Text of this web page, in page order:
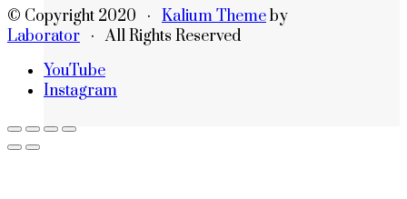
© Copyright 2020 · Kalium Themeby
Laborator · All Rights Reserved
YouTube
Instagram